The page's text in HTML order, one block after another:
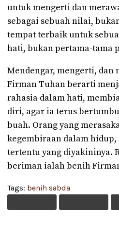
untuk mengerti dan
sebagai sebuah nilai,
tempat terbaik untuk
hati, bukan pertama-tama
Mendengar, mengerti, dan
Firman Tuhan berarti
rahasia dalam hati,
diri, agar ia terus
buah. Orang yang
kegembiraan dalam
tertentu yang diyakininya.
beriman ialah benih
Tags: benih sabda